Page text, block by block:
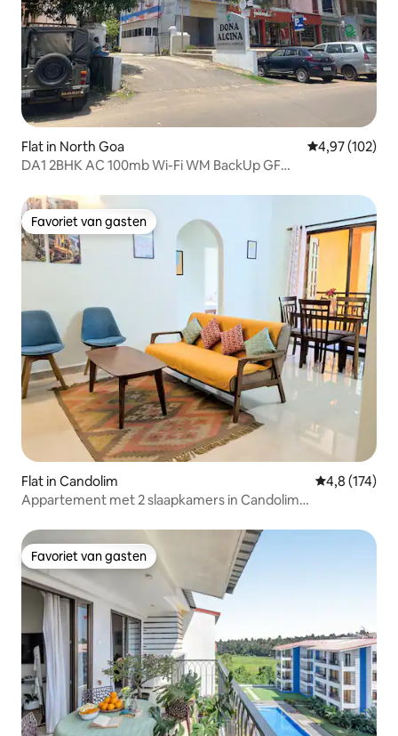
Flat in North Goa Gemiddelde
4,97 (102)
DA1 2BHK AC 100mb Wi-Fi WM BackUp GF
Favoriet van gasten
Favoriet van gasten
Flat in Candolim Gemiddelde
4,8 (174)
Appartement met 2 slaapkamers in Candolim
Favoriet van gasten
Favoriet van gasten